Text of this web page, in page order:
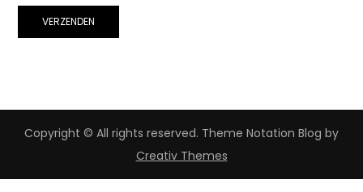
Copyright © All rights reserved. Theme Notation Blog by
Creativ Themes